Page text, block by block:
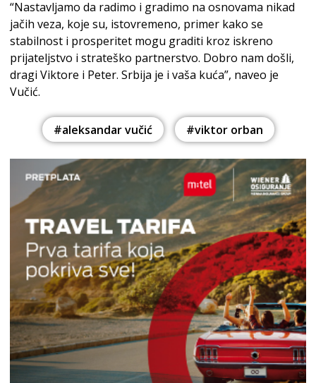
“Nastavljamo da radimo i gradimo na osnovama nikad
jačih veza, koje su, istovremeno, primer kako se
stabilnost i prosperitet mogu graditi kroz iskreno
prijateljstvo i strateško partnerstvo. Dobro nam došli,
dragi Viktore i Peter. Srbija je i vaša kuća”, naveo je
Vučić.
#aleksandar vučić #viktor orban